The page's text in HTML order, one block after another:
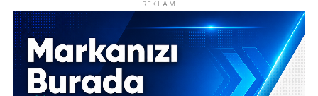
REKLAM